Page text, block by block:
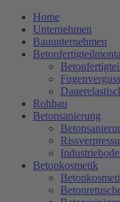
Home
Unternehmen
Bauunternehmen
Rohbau
Betonsanierung
Betonkosmetik